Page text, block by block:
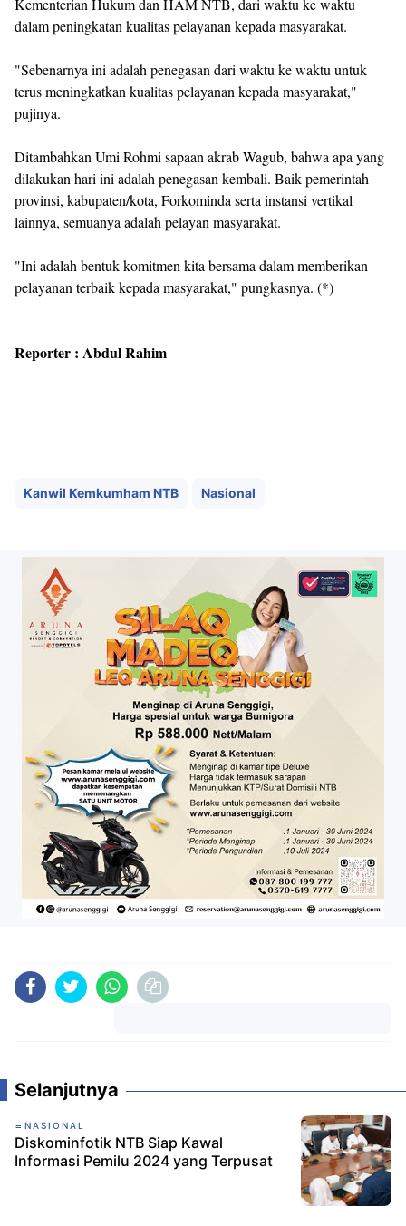
Kementerian Hukum dan HAM NTB, dari waktu ke waktu
dalam peningkatan kualitas pelayanan kepada masyarakat.
"Sebenarnya ini adalah penegasan dari waktu ke waktu untuk
terus meningkatkan kualitas pelayanan kepada masyarakat,"
pujinya.
Ditambahkan Umi Rohmi sapaan akrab Wagub, bahwa apa yang
dilakukan hari ini adalah penegasan kembali. Baik pemerintah
provinsi, kabupaten/kota, Forkominda serta instansi vertikal
lainnya, semuanya adalah pelayan masyarakat.
"Ini adalah bentuk komitmen kita bersama dalam memberikan
pelayanan terbaik kepada masyarakat," pungkasnya. (*)
Reporter : Abdul Rahim
Kanwil Kemkumham NTB Nasional
Selanjutnya
NASIONAL
Diskominfotik NTB Siap Kawal
Informasi Pemilu 2024 yang Terpusat